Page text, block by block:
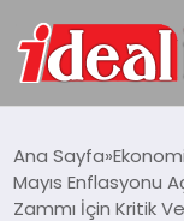
BILGISAYAR
Ana Sayfa Ekonomi
Mayıs Enflasyonu
Zammı İçin Kritik